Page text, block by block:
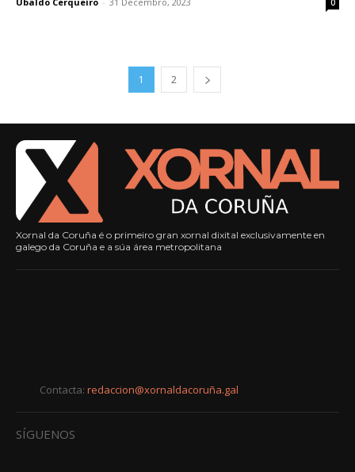
1 2
Xornal da Coruña é o primeiro gran xornal dixital exclusivamente en
galego da Coruña e a súa área metropolitana
Contacta: redaccion@xornaldacoruña.gal
SÍGUENOS